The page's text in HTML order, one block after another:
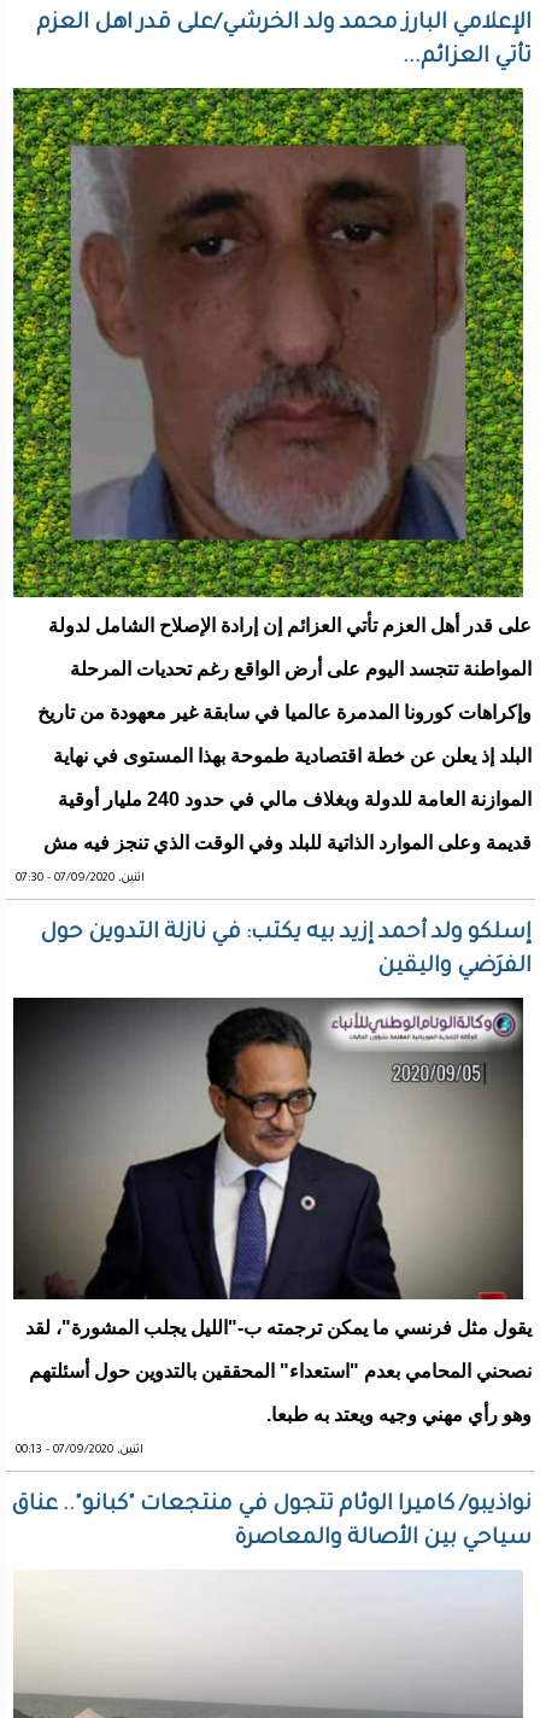
الإعلامي البارز محمد ولد الخرشي/على قدر اهل العزم
تأتي العزائم...
على قدر أهل العزم تأتي العزائم إن إرادة الإصلاح الشامل لدولة
المواطنة تتجسد اليوم على أرض الواقع رغم تحديات المرحلة
وإكراهات كورونا المدمرة عالميا في سابقة غير معهودة من تاريخ
البلد إذ يعلن عن خطة اقتصادية طموحة بهذا المستوى في نهاية
الموازنة العامة للدولة وبغلاف مالي في حدود 240 مليار أوقية
قديمة وعلى الموارد الذاتية للبلد وفي الوقت الذي تنجز فيه مش
اثنين, 07/09/2020 - 07:30
إسلكو ولد أحمد إزيد بيه يكتب: في نازلة التدوين حول
الفرَضي واليقين
يقول مثل فرنسي ما يمكن ترجمته ب-"الليل يجلب المشورة"، لقد
نصحني المحامي بعدم "استعداء" المحققين بالتدوين حول أسئلتهم
وهو رأي مهني وجيه ويعتد به طبعا.
اثنين, 07/09/2020 - 00:13
نواذيبو/ كاميرا الوئام تتجول في منتجعات "كبانو".. عناق
سياحي بين الأصالة والمعاصرة